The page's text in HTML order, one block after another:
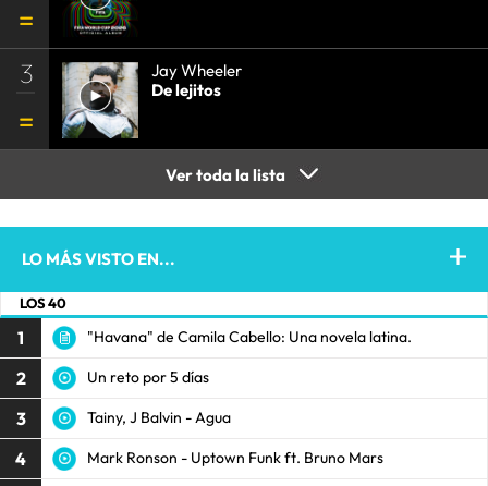
3
Jay Wheeler
De lejitos
Ver toda la lista
LO MÁS VISTO EN...
LOS 40
1 "Havana" de Camila Cabello: Una novela latina.
2 Un reto por 5 días
3 Tainy, J Balvin - Agua
4 Mark Ronson - Uptown Funk ft. Bruno Mars